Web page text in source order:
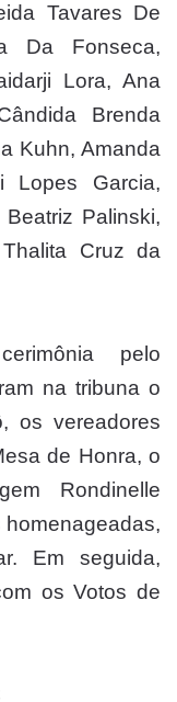
Tavares De
Da Fonseca,
Lora, Ana
Brenda
Kuhn, Amanda
Lopes Garcia,
Palinski,
Cruz da
pelo
na tribuna o
os vereadores
de Honra, o
Rondinelle
homenageadas,
Em seguida,
os Votos de